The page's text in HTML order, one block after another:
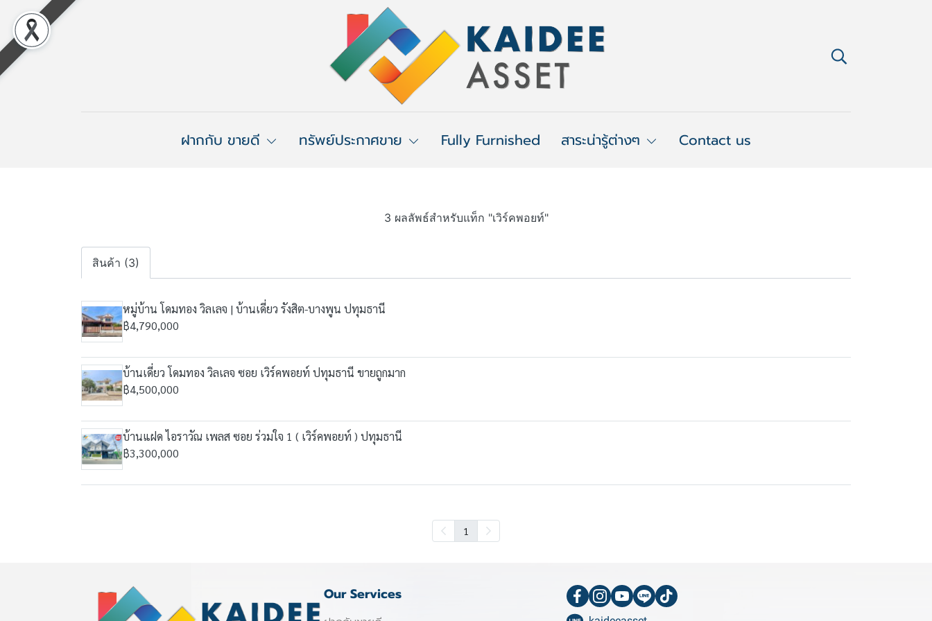
ฝากกับ ขายดี ทรัพย์ประกาศขาย Fully Furnished สาระน่ารู้ต่างๆ Contact us
3 ผลลัพธ์สำหรับแท็ก "เวิร์คพอยท์"
สินค้า (3)
หมู่บ้าน โดมทอง วิลเลจ | บ้านเดี่ยว รังสิต-บางพูน ปทุมธานี
฿4,790,000
บ้านเดี่ยว โดมทอง วิลเลจ ซอย เวิร์คพอยท์ ปทุมธานี ขายถูกมาก
฿4,500,000
บ้านแฝด ไอราวัณ เพลส ซอย ร่วมใจ 1 ( เวิร์คพอยท์ ) ปทุมธานี
฿3,300,000
1
Our Services